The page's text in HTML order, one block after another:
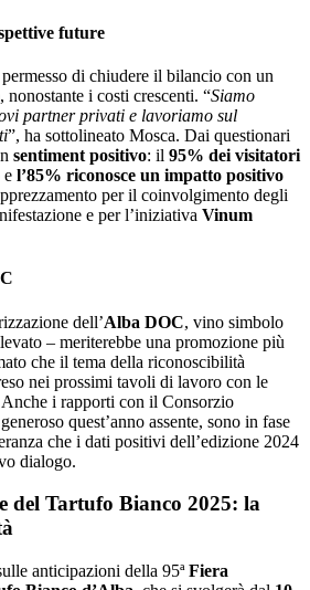
future
di chiudere il bilancio con un
i costi crescenti. “Siamo
partner privati e lavoriamo sul
”, ha sottolineato Mosca. Dai questionari
sentiment positivo: il 95% dei visitatori
e l’85% riconosce un impatto positivo
per il coinvolgimento degli
e per l’iniziativa Vinum
dell’Alba DOC, vino simbolo
– meriterebbe una promozione più
che il tema della riconoscibilità
nei prossimi tavoli di lavoro con le
i rapporti con il Consorzio
quest’anno assente, sono in fase
che i dati positivi dell’edizione 2024
dialogo.
del Tartufo Bianco 2025: la
anticipazioni della 95ªFiera